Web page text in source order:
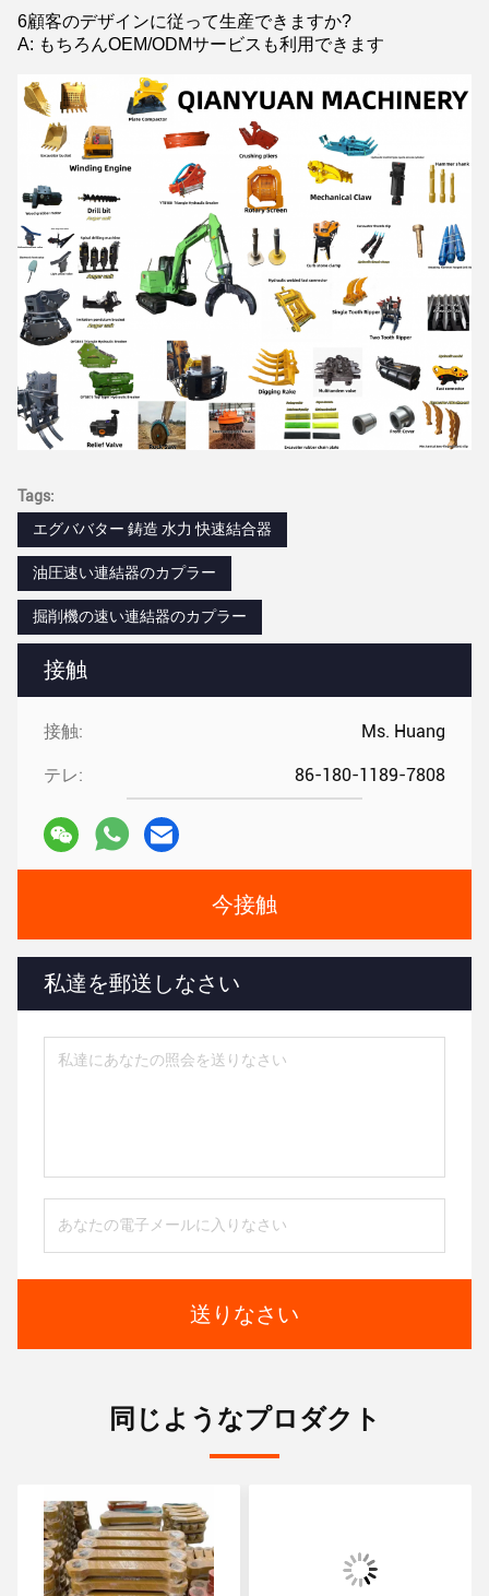
接触
接触: Ms. Huang
テレ: 86-180-1189-7808
今接触
私達を郵送しなさい
送りなさい
6顧客のデザインに従って生産できますか?
A: もちろんOEM/ODMサービスも利用できます
Tags:
エグババター 鋳造 水力 快速結合器
油圧速い連結器のカプラー
掘削機の速い連結器のカプラー
同じようなプロダクト